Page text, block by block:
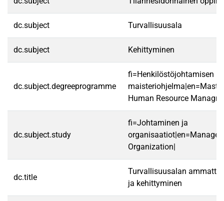
dc.subject Turvallisuusala
dc.subject Kehittyminen
dc.subject.degreeprogramme
fi=Henkilöstöjohtamisen
Human Resource
dc.subject.study
fi=Johtaminen ja
Organization|
dc.title
Turvallisuusalan
ja kehittyminen